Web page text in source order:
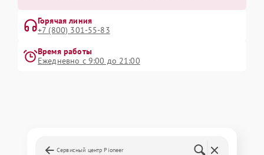
Горячая линия
+7 (800) 301-55-83
Время работы
Ежедневно с 9:00 до 21:00
Сервисный центр Pioneer